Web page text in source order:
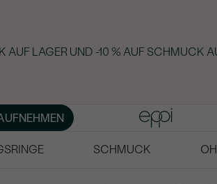
LAGER UND -10 % AUF SCHMUCK
SCHMUCK